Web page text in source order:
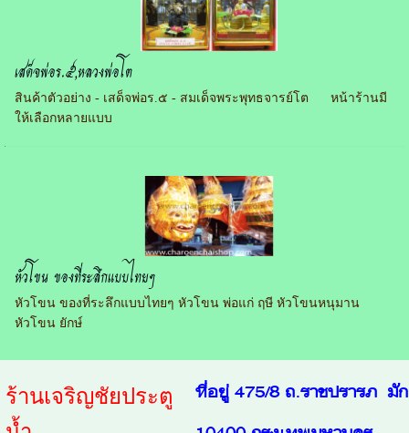
เสด็จพ่อร.๕,หลวงพ่อโต
สินค้าตัวอย่าง - เสด็จพ่อร.๕ - สมเด็จพระพุทธจารย์โต หน้าร้านมี
ให้เลือกหลายแบบ
หัวโขน ของที่ระลึกแบบไทยๆ
หัวโขน ของที่ระลึกแบบไทยๆ หัวโขน พ่อแก่ ฤษี หัวโขนหนุมาน
หัวโขน ยักษ์
ร้านเจริญชัยประตู
ที่อยู่ 475/8 ถ.ราชปรารภ มั